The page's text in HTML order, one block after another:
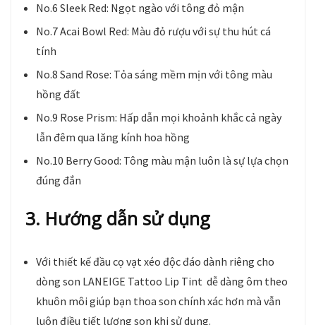
No.6 Sleek Red: Ngọt ngào với tông đỏ mận
No.7 Acai Bowl Red: Màu đỏ rượu với sự thu hút cá
tính
No.8 Sand Rose: Tỏa sáng mềm mịn với tông màu
hồng đất
No.9 Rose Prism: Hấp dẫn mọi khoảnh khắc cả ngày
lẫn đêm qua lăng kính hoa hồng
No.10 Berry Good: Tông màu mận luôn là sự lựa chọn
đúng đắn
3. Hướng dẫn sử dụng
Với thiết kế đầu cọ vạt xéo độc đáo dành riêng cho
dòng son LANEIGE Tattoo Lip Tint dễ dàng ôm theo
khuôn môi giúp bạn thoa son chính xác hơn mà vẫn
luôn điều tiết lượng son khi sử dụng.